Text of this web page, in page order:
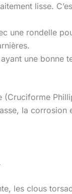
lisse.
une rondelle
une bonne
(Cruciforme
la
les clous